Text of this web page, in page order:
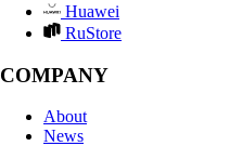
Huawei
RuStore
COMPANY
About
News